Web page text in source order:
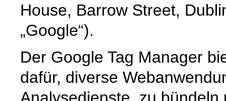
House, Barrow Street,
„Google“).
Der Google Tag Manager
dafür, diverse
Analysedienste, zu